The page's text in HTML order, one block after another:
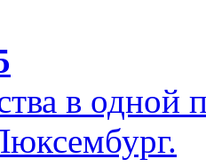
в одной